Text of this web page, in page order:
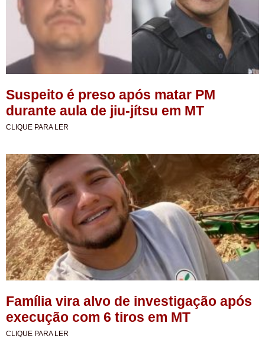
Suspeito é preso após matar PM
durante aula de jiu-jítsu em MT
CLIQUE PARA LER
Família vira alvo de investigação após
execução com 6 tiros em MT
CLIQUE PARA LER